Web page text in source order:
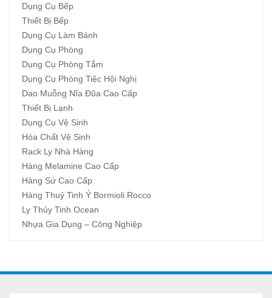
Dụng Cụ Bếp
Thiết Bị Bếp
Dụng Cụ Làm Bánh
Dụng Cụ Phòng
Dụng Cụ Phòng Tắm
Dụng Cụ Phòng Tiệc Hội Nghị
Dao Muỗng Nĩa Đũa Cao Cấp
Thiết Bị Lạnh
Dụng Cụ Vệ Sinh
Hóa Chất Vệ Sinh
Rack Ly Nhà Hàng
Hàng Melamine Cao Cấp
Hàng Sứ Cao Cấp
Hàng Thuỷ Tinh Ý Bormioli Rocco
Ly Thủy Tinh Ocean
Nhựa Gia Dụng – Công Nghiệp